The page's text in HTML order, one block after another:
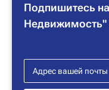
Подпишитесь
Недвижимость"